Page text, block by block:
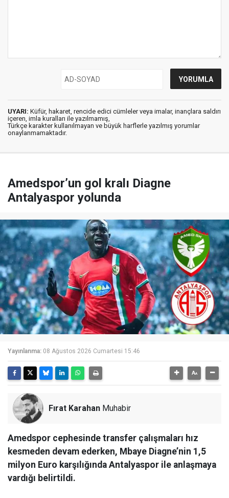
UYARI: Küfür, hakaret, rencide edici cümleler veya imalar, inançlara saldırı
içeren, imla kuralları ile yazılmamış,
Türkçe karakter kullanılmayan ve büyük harflerle yazılmış yorumlar
onaylanmamaktadır.
Amedspor’un gol kralı Diagne
Antalyaspor yolunda
Yayınlanma: 08 Ağustos 2026 Cumartesi 15:46
Fırat Karahan Muhabir
Amedspor cephesinde transfer çalışmaları hız
kesmeden devam ederken, Mbaye Diagne’nin 1,5
milyon Euro karşılığında Antalyaspor ile anlaşmaya
vardığı belirtildi.